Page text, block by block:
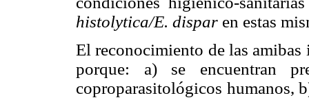
histolytica/E. dispar en estas
El reconocimiento de las amibas
porque: a) se encuentran
coproparasitológicos humanos,